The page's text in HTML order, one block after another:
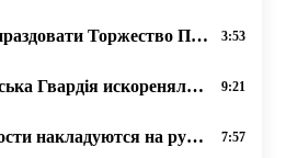
Як будут праздовати Торжество Православія в Ужгородҍ؟ 3:53
Як Латинська Гвардія искореняла в славян Кирилицю. 9:21
Які трудности накладуются на русинôв в час Великого Поста؟ 7:57